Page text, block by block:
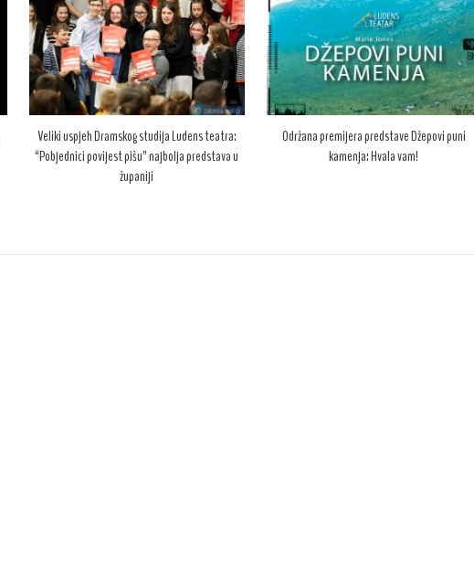
Veliki uspjeh Dramskog studija Ludens teatra:
“Pobjednici povijest pišu” najbolja predstava u
županiji
Održana premijera predstave Džepovi puni
kamenja: Hvala vam!